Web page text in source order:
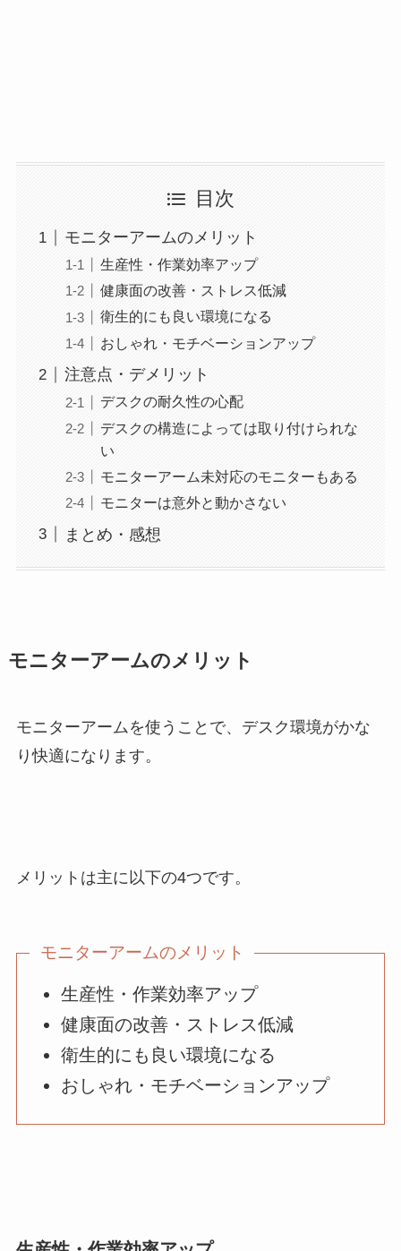
目次
モニターアームのメリット
生産性・作業効率アップ
健康面の改善・ストレス低減
衛生的にも良い環境になる
おしゃれ・モチベーションアップ
注意点・デメリット
デスクの耐久性の心配
デスクの構造によっては取り付けられな
い
モニターアーム未対応のモニターもある
モニターは意外と動かさない
まとめ・感想
モニターアームのメリット
モニターアームを使うことで、デスク環境がかな
り快適になります。
メリットは主に以下の4つです。
モニターアームのメリット
生産性・作業効率アップ
健康面の改善・ストレス低減
衛生的にも良い環境になる
おしゃれ・モチベーションアップ